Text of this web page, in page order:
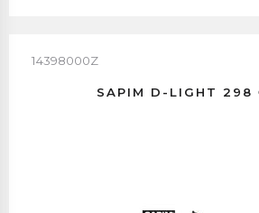
14398000Z
SAPIM D-LIGHT 298